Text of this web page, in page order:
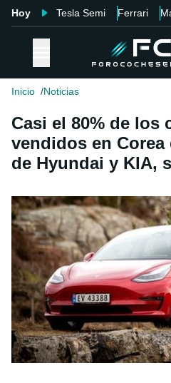
Hoy Tesla Semi Ferrari
Inicio Noticias
Casi el 80% de los
vendidos en
de Hyundai y KIA,